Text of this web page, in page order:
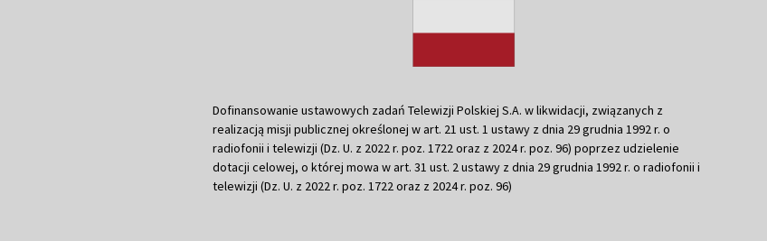
Dofinansowanie ustawowych zadań Telewizji Polskiej S.A. w likwidacji, związanych z
realizacją misji publicznej określonej w art. 21 ust. 1 ustawy z dnia 29 grudnia 1992 r. o
radiofonii i telewizji (Dz. U. z 2022 r. poz. 1722 oraz z 2024 r. poz. 96) poprzez udzielenie
dotacji celowej, o której mowa w art. 31 ust. 2 ustawy z dnia 29 grudnia 1992 r. o radiofonii i
telewizji (Dz. U. z 2022 r. poz. 1722 oraz z 2024 r. poz. 96)